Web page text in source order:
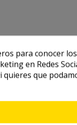
para conocer
en Redes
quieres que